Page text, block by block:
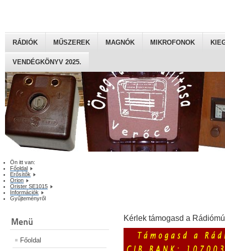
RÁDIÓK MŰSZEREK MAGNÓK MIKROFONOK
VENDÉGKÖNYV 2025.
Ön itt van:
Főoldal
Erősítők
Orion
Orister SE1015
Információk
Gyűjteményről
Menü
Főoldal
Kérlek támogasd a